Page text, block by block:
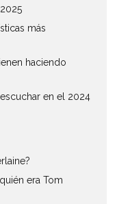
más
haciendo
en el 2024
era Tom